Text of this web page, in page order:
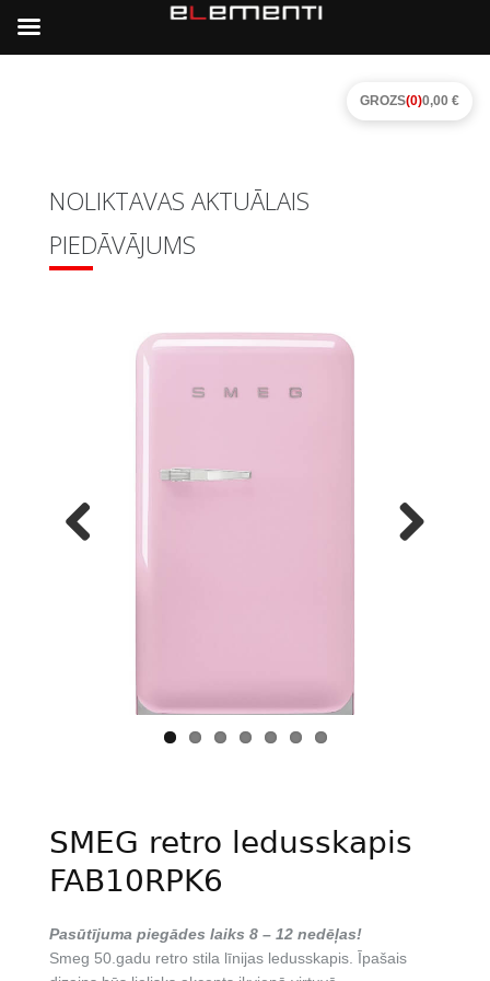
NOLIKTAVAS AKTUĀLAIS
PIEDĀVĀJUMS
SMEG retro ledusskapis
FAB10RPK6
Pasūtījuma piegādes laiks 8 – 12 nedēļas!
Smeg 50.gadu retro stila līnijas ledusskapis. Īpašais
GROZS(0)0,00 €